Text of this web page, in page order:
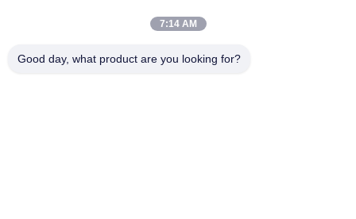
電気ショ
7:14 AM
Good day, what product are you looking for?